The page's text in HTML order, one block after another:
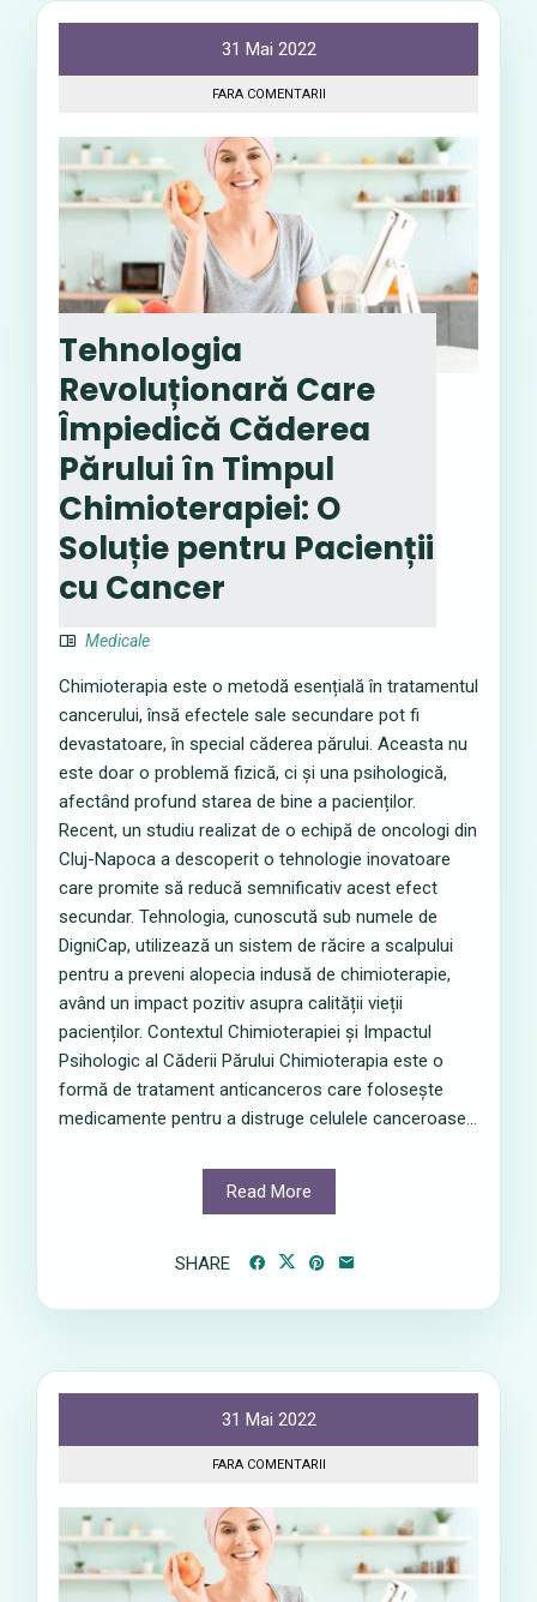
31 Mai 2022
FARA COMENTARII
Tehnologia
Revoluționară Care
Împiedică Căderea
Părului în Timpul
Chimioterapiei: O
Soluție pentru Pacienții
cu Cancer
Medicale
Chimioterapia este o metodă esențială în tratamentul
cancerului, însă efectele sale secundare pot fi
devastatoare, în special căderea părului. Aceasta nu
este doar o problemă fizică, ci și una psihologică,
afectând profund starea de bine a pacienților.
Recent, un studiu realizat de o echipă de oncologi din
Cluj-Napoca a descoperit o tehnologie inovatoare
care promite să reducă semnificativ acest efect
secundar. Tehnologia, cunoscută sub numele de
DigniCap, utilizează un sistem de răcire a scalpului
pentru a preveni alopecia indusă de chimioterapie,
având un impact pozitiv asupra calității vieții
pacienților. Contextul Chimioterapiei și Impactul
Psihologic al Căderii Părului Chimioterapia este o
formă de tratament anticanceros care folosește
medicamente pentru a distruge celulele canceroase...
Read More
SHARE
31 Mai 2022
FARA COMENTARII